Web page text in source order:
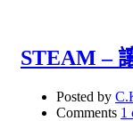
STEAM –
Posted by
Comments 1